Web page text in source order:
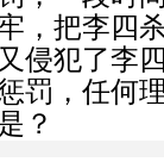
，把李四
侵犯了李
罚，任何
？